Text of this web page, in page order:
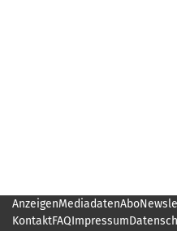
AnzeigenMediadatenAbo
KontaktFAQImpressum